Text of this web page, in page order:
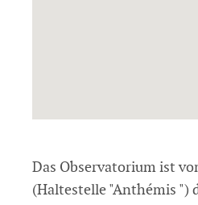
Das Observatorium ist
(Haltestelle "Anthémis ")